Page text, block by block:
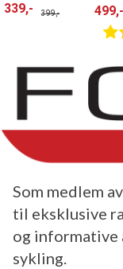
339,- 399,- 499,-
Som medlem
til eksklusive
og informative
sykling.